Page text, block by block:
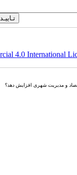
4.0 International
و مدیریت شهری افزایش دهد؟